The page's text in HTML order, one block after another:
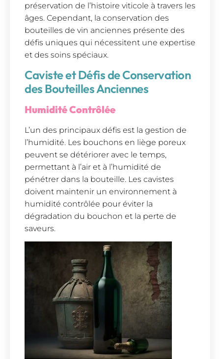
préservation de l’histoire viticole à travers les
âges. Cependant, la conservation des
bouteilles de vin anciennes présente des
défis uniques qui nécessitent une expertise
et des soins spéciaux.
Caviste et Défis de Conservation
des Bouteilles Anciennes
Humidité Contrôlée
L’un des principaux défis est la gestion de
l’humidité. Les bouchons en liège poreux
peuvent se détériorer avec le temps,
permettant à l’air et à l’humidité de
pénétrer dans la bouteille. Les cavistes
doivent maintenir un environnement à
humidité contrôlée pour éviter la
dégradation du bouchon et la perte de
saveurs.